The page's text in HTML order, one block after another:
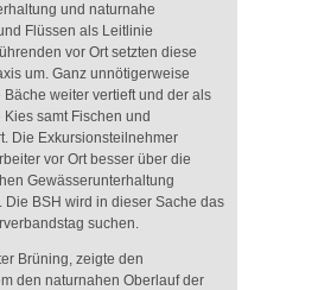
und naturnahe
Flüssen als Leitlinie
vor Ort setzten diese
um. Ganz unnötigerweise
weiter vertieft und der als
samt Fischen und
Die Exkursionsteilnehmer
vor Ort besser über die
Gewässerunterhaltung
Die BSH wird in dieser Sache das
suchen.
Brüning, zeigte den
den naturnahen Oberlauf der